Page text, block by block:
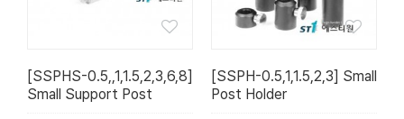
[SSPHS-0.5,,1,1.5,2,3,6,8]
Small Support Post
[SSPH-0.5,1,1.5,2,3] Small
Post Holder